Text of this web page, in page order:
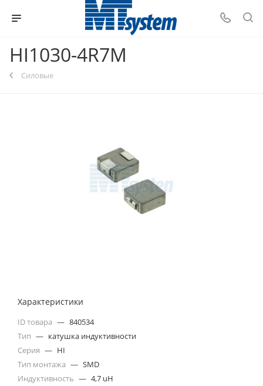
HI1030-4R7M
Силовые
Характеристики
ID товара — 840534
Тип — катушка индуктивности
Серия — HI
Тип монтажа — SMD
Индуктивность — 4,7 uH